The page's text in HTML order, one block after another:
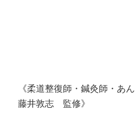
《柔道整復師・鍼灸師・あ
藤井敦志 監修》